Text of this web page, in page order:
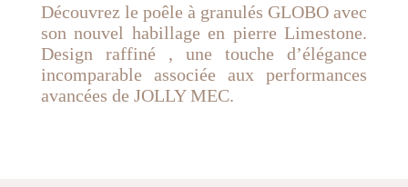
Découvrez le poêle à granulés GLOBO avec
son nouvel habillage en pierre Limestone.
Design raffiné , une touche d’élégance
incomparable associée aux performances
avancées de JOLLY MEC.